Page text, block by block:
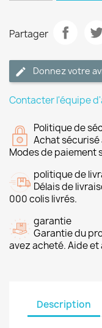
Partager
Donnez votre
Contacter l'équipe
Politique de
Achat
Modes de paiement
politique de
Délais de
000 colis livrés.
garantie
Garantie du
avez acheté. Aide
Description